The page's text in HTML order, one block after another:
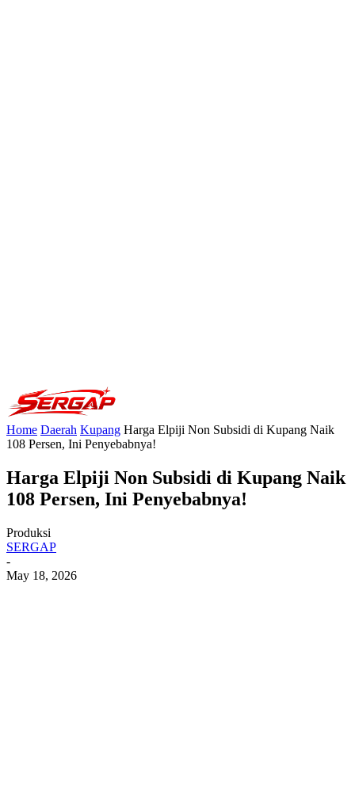
Home Daerah Kupang Harga Elpiji Non Subsidi di Kupang Naik
108 Persen, Ini Penyebabnya!
Harga Elpiji Non Subsidi di Kupang Naik
108 Persen, Ini Penyebabnya!
Produksi
SERGAP
-
May 18, 2026